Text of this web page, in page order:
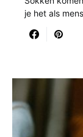
je het als